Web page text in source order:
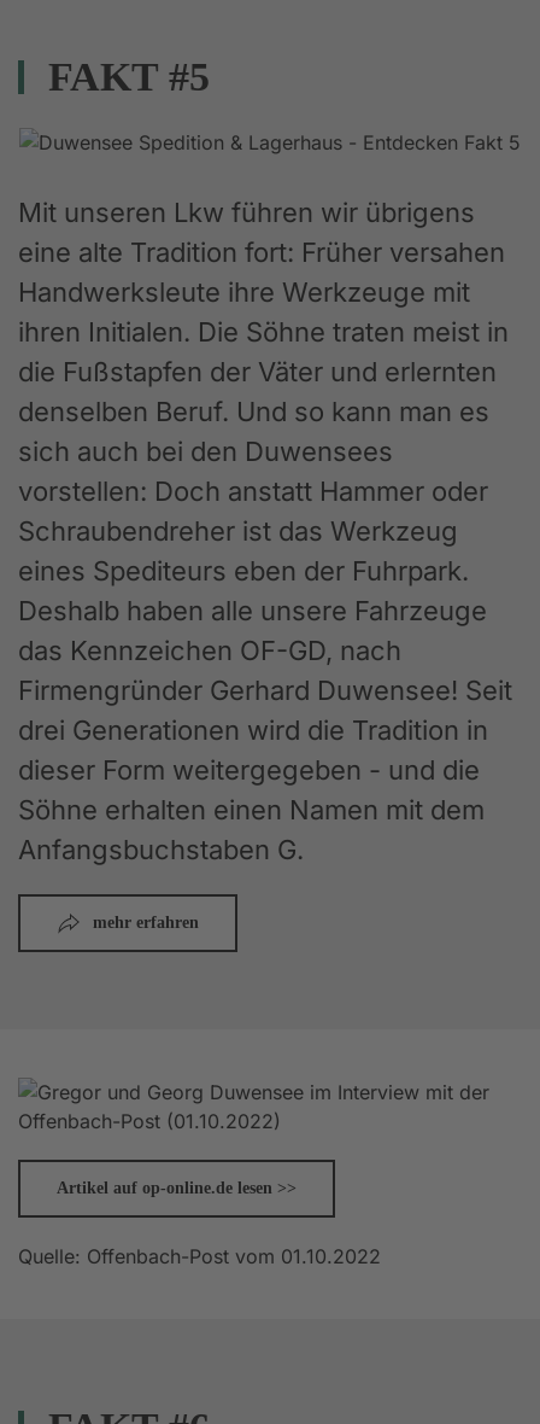
FAKT #5
Mit unseren Lkw führen wir übrigens
eine alte Tradition fort: Früher versahen
Handwerksleute ihre Werkzeuge mit
ihren Initialen. Die Söhne traten meist in
die Fußstapfen der Väter und erlernten
denselben Beruf. Und so kann man es
sich auch bei den Duwensees
vorstellen: Doch anstatt Hammer oder
Schraubendreher ist das Werkzeug
eines Spediteurs eben der Fuhrpark.
Deshalb haben alle unsere Fahrzeuge
das Kennzeichen OF-GD, nach
Firmengründer Gerhard Duwensee! Seit
drei Generationen wird die Tradition in
dieser Form weitergegeben - und die
Söhne erhalten einen Namen mit dem
Anfangsbuchstaben G.
mehr erfahren
Artikel auf op-online.de lesen >>
Quelle: Offenbach-Post vom 01.10.2022